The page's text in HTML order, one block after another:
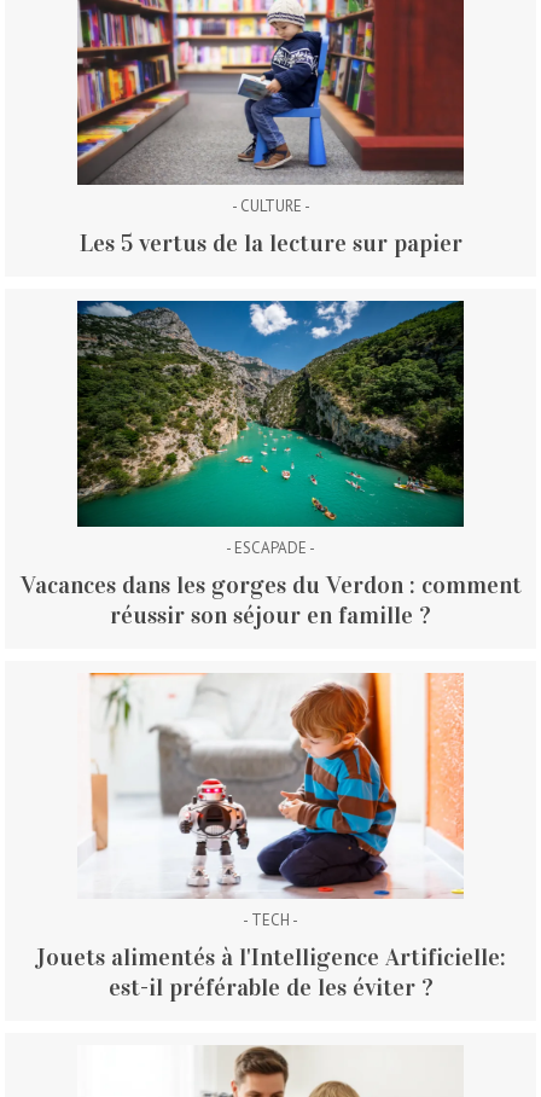
- CULTURE -
Les 5 vertus de la lecture sur papier
- ESCAPADE -
Vacances dans les gorges du Verdon : comment
réussir son séjour en famille ?
- TECH -
Jouets alimentés à l'Intelligence Artificielle:
est-il préférable de les éviter ?